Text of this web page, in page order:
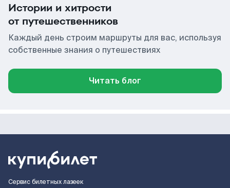
Истории и хитрости
от путешественников
Каждый день строим маршруты для вас, используя
собственные знания о путешествиях
Читать блог
Сервис билетных лазеек